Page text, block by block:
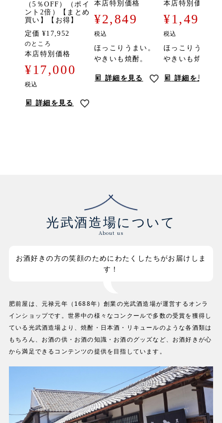
（5％OFF）（ポイ
ント2倍）【まとめ
買い】【お得】
定価 ¥17,952
のところ
本店特別価格
¥17,000
税込
詳細を見る
本店特別価格
¥2,849
税込
ほっこりうまい。
やきいも焼酎。
詳細を見る
本店特別価格
¥1,496
税込
ほっこりうまい
やきいも焼酎。
詳細を見る
光武酒造場について
About us
お酒好きの方の笑顔のためにわたくしたちがお届けしま
す！
肥前屋は、元禄元年（1688年）創業の光武酒造場が運営するオンラ
インショップです。世界中の様々なコンクールで多数の受賞を獲得し
ている光武酒造場より、焼酎・日本酒・リキュールのような各酒類は
もちろん、お酒の供・お酒の知識・お酒のグッズなど、お酒好きが心
から満足できるコンテンツの提供を目指しています。